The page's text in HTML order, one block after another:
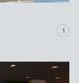
1